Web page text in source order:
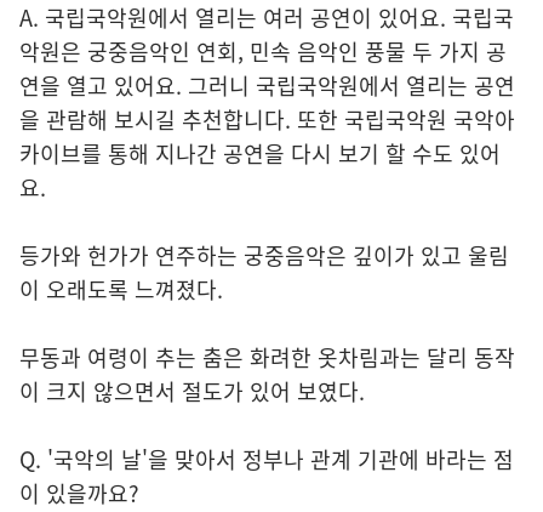
A. 국립국악원에서 열리는 여러 공연이 있어요. 국립국
악원은 궁중음악인 연회, 민속 음악인 풍물 두 가지 공
연을 열고 있어요. 그러니 국립국악원에서 열리는 공연
을 관람해 보시길 추천합니다. 또한 국립국악원 국악아
카이브를 통해 지나간 공연을 다시 보기 할 수도 있어
요.
등가와 헌가가 연주하는 궁중음악은 깊이가 있고 울림
이 오래도록 느껴졌다.
무동과 여령이 추는 춤은 화려한 옷차림과는 달리 동작
이 크지 않으면서 절도가 있어 보였다.
Q. '국악의 날'을 맞아서 정부나 관계 기관에 바라는 점
이 있을까요?